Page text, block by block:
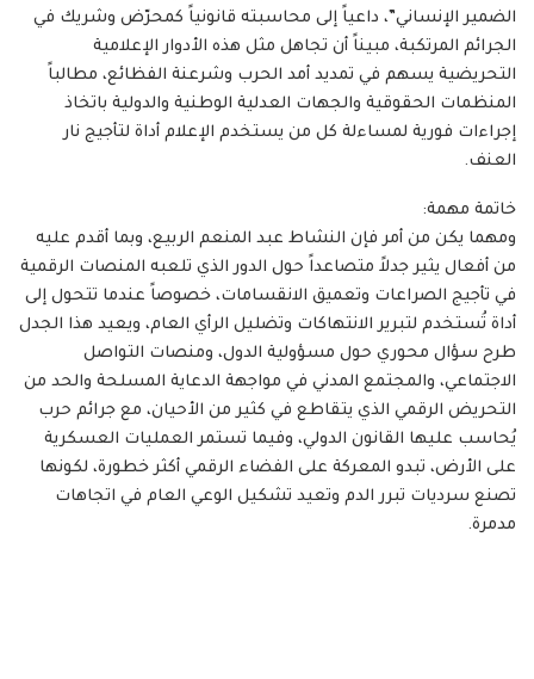
الضمير الإنساني”، داعياً إلى محاسبته قانونياً كمحرّض وشريك في
الجرائم المرتكبة، مبيناً أن تجاهل مثل هذه الأدوار الإعلامية
التحريضية يسهم في تمديد أمد الحرب وشرعنة الفظائع، مطالباً
المنظمات الحقوقية والجهات العدلية الوطنية والدولية باتخاذ
إجراءات فورية لمساءلة كل من يستخدم الإعلام أداة لتأجيج نار
العنف.
خاتمة مهمة:
ومهما يكن من أمر فإن النشاط عبد المنعم الربيع، وبما أقدم عليه
من أفعال يثير جدلاً متصاعداً حول الدور الذي تلعبه المنصات الرقمية
في تأجيج الصراعات وتعميق الانقسامات، خصوصاً عندما تتحول إلى
أداة تُستخدم لتبرير الانتهاكات وتضليل الرأي العام، ويعيد هذا الجدل
طرح سؤال محوري حول مسؤولية الدول، ومنصات التواصل
الاجتماعي، والمجتمع المدني في مواجهة الدعاية المسلحة والحد من
التحريض الرقمي الذي يتقاطع في كثير من الأحيان، مع جرائم حرب
يُحاسب عليها القانون الدولي، وفيما تستمر العمليات العسكرية
على الأرض، تبدو المعركة على الفضاء الرقمي أكثر خطورة، لكونها
تصنع سرديات تبرر الدم وتعيد تشكيل الوعي العام في اتجاهات
مدمرة.